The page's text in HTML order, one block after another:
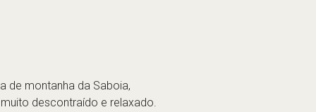
de montanha da Saboia,
descontraído e relaxado.